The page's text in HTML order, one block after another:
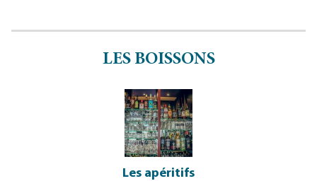
LES BOISSONS
Les apéritifs